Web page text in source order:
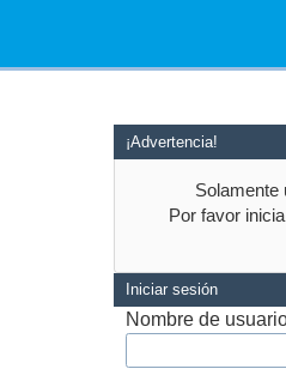
¡Advertencia!
Solamente
Por favor
Iniciar sesión
Nombre de